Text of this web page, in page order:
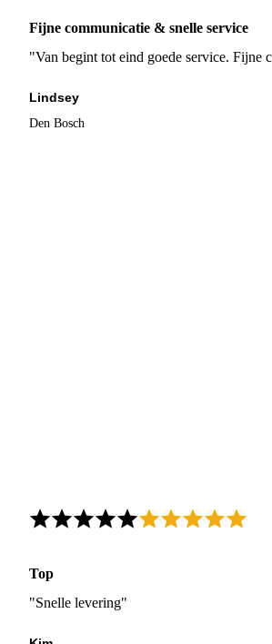
Fijne communicatie & snelle service
"Van begint tot eind goede service. Fijne
Lindsey
Den Bosch
Top
"Snelle levering"